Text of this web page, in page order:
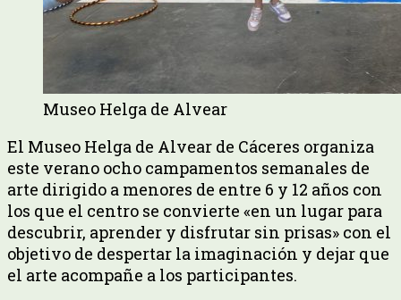
Museo Helga de Alvear
El Museo Helga de Alvear de Cáceres organiza
este verano ocho campamentos semanales de
arte dirigido a menores de entre 6 y 12 años con
los que el centro se convierte «en un lugar para
descubrir, aprender y disfrutar sin prisas» con el
objetivo de despertar la imaginación y dejar que
el arte acompañe a los participantes.